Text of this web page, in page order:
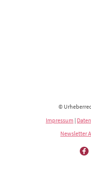
©
Impressum |
Newsletter